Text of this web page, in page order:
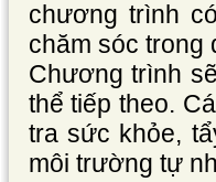
chương trình
chăm sóc trong
Chương trình
thể tiếp theo.
tra sức khỏe,
môi trường tự